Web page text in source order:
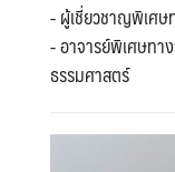
- ผู้เชี่ยวชาญพิเศษ
- อาจารย์พิเศษท
ธรรมศาสตร์